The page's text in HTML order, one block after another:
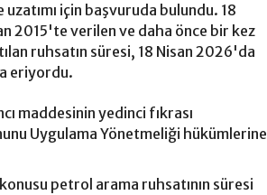
uzatımı için başvuruda bulundu. 18
2015'te verilen ve daha önce bir kez
ruhsatın süresi, 18 Nisan 2026'da
eriyordu.
maddesinin yedinci fıkrası
Uygulama Yönetmeliği hükümlerine
petrol arama ruhsatının süresi